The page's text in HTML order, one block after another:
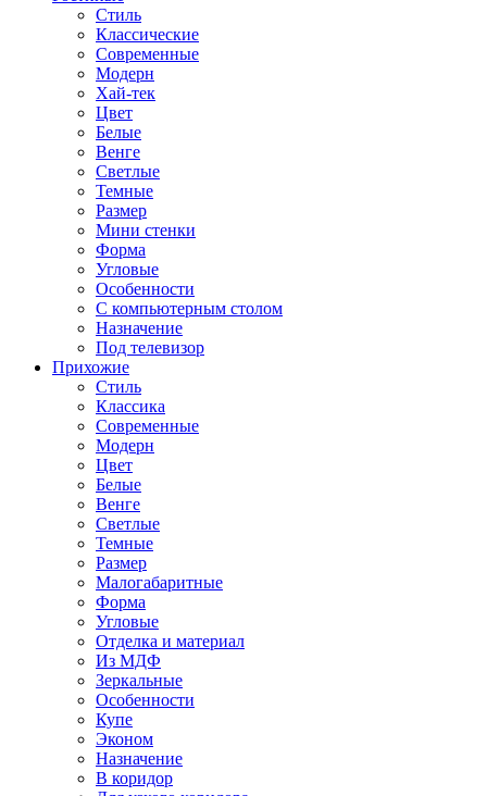
Стиль
Классические
Современные
Модерн
Хай-тек
Цвет
Белые
Венге
Светлые
Темные
Размер
Мини стенки
Форма
Угловые
Особенности
С компьютерным столом
Назначение
Под телевизор
Прихожие
Стиль
Классика
Современные
Модерн
Цвет
Белые
Венге
Светлые
Темные
Размер
Малогабаритные
Форма
Угловые
Отделка и материал
Из МДФ
Зеркальные
Особенности
Купе
Эконом
Назначение
В коридор